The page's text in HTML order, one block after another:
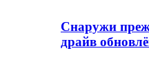
Снаружи
драйв